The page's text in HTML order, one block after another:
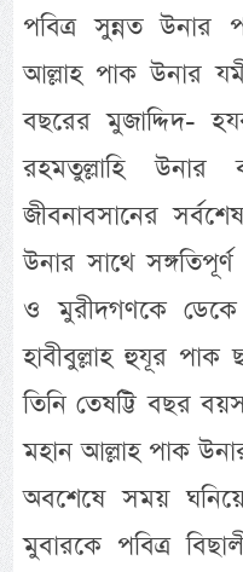
পবিত্র সুন্নত উনার
আল্লাহ পাক উনার
বছরের মুজাদ্দিদ-
রহমতুল্লাহি
জীবনাবসানের
উনার সাথে
ও মুরীদগণকে
হাবীবুল্লাহ হুযূর পাক
তিনি তেষট্টি বছর
মহান আল্লাহ পাক
অবশেষে সময়
মুবারকে পবিত্র